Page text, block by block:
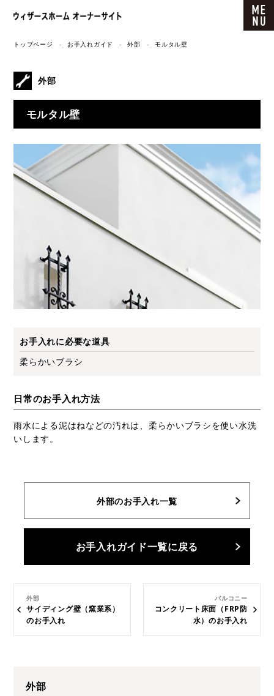
ウィザースホーム オーナーサイト
トップページ お手入れガイド 外部 モルタル壁
外部
モルタル壁
お手入れに必要な道具
柔らかいブラシ
日常のお手入れ方法
雨水による泥はねなどの汚れは、柔らかいブラシを使い水洗
いします。
外部のお手入れ一覧
お手入れガイド一覧に戻る
外部
サイディング壁（窯業系）
のお手入れ
バルコニー
コンクリート床面（FRP防
水）のお手入れ
外部